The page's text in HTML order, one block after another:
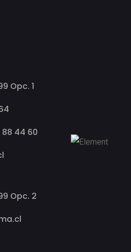
Opc. 1
44 60
Opc. 2